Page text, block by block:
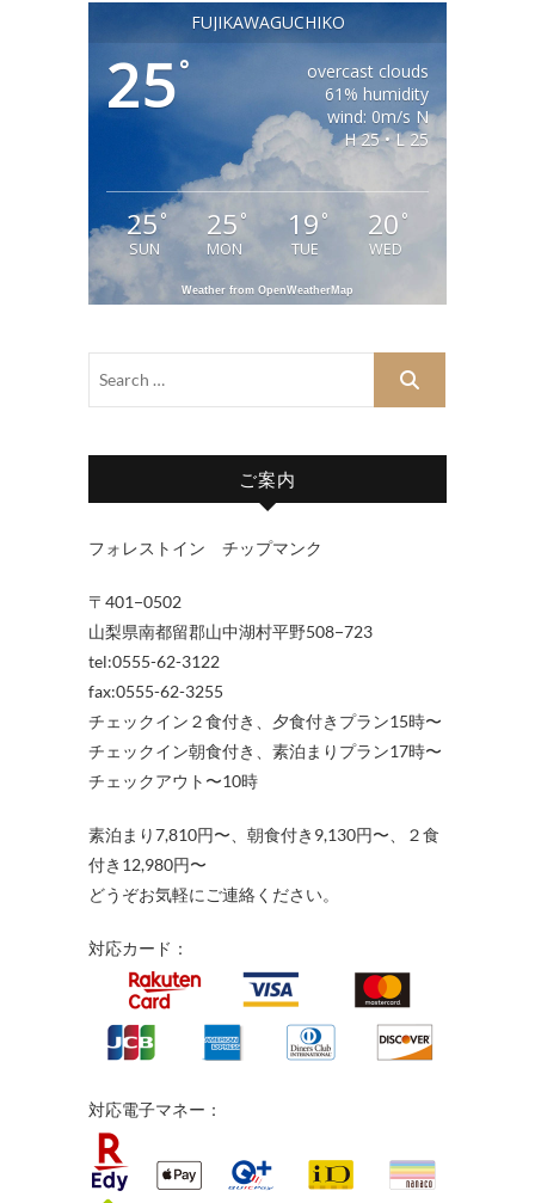
FUJIKAWAGUCHIKO
25°
overcast clouds
61% humidity
wind: 0m/s N
H 25 • L 25
25 °
SUN
25 °
MON
19°
TUE
20 °
WED
Weather from OpenWeatherMap
ご案内
フォレストイン チップマンク
〒401−0502
山梨県南都留郡山中湖村平野508−723
tel:0555-62-3122
fax:0555-62-3255
チェックイン２食付き、夕食付きプラン15時〜
チェックイン朝食付き、素泊まりプラン17時〜
チェックアウト〜10時
素泊まり7,810円〜、朝食付き9,130円〜、２食
付き12,980円〜
どうぞお気軽にご連絡ください。
対応カード：
対応電子マネー：